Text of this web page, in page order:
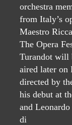
orchestra
from Italy’s
Maestro
The Opera
Turandot will
aired later on
directed by
his debut at
and
di